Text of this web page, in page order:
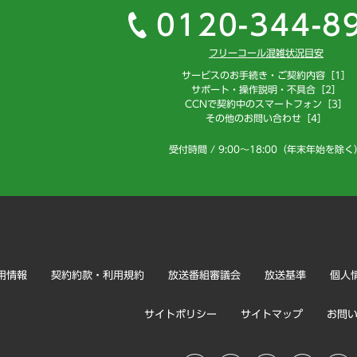
0120-344-
フリーコール混雑状況目安
サービスのお手続き・ご契約内容［1］
サポート・操作説明・不具合［2］
CCNで契約中のスマートフォン［3］
その他のお問い合わせ［4］
受付時間 / 9:00～18:00（年末年始を除く
情報 契約約款・利用規約 放送番組審議会 放送基準 個人
サイトポリシー サイトマップ お問